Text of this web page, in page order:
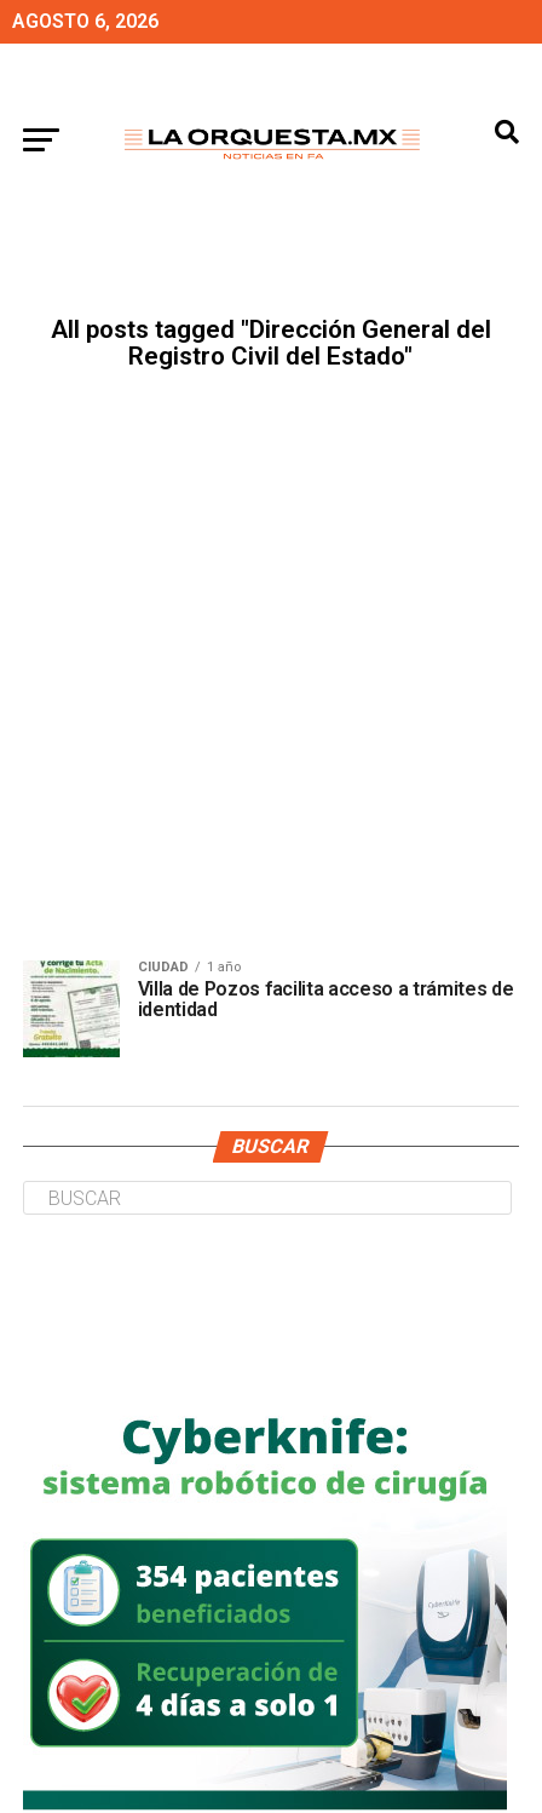
AGOSTO 6, 2026
All posts tagged "Dirección General del
Registro Civil del Estado"
CIUDAD 1 año
Villa de Pozos facilita acceso a trámites de
identidad
BUSCAR